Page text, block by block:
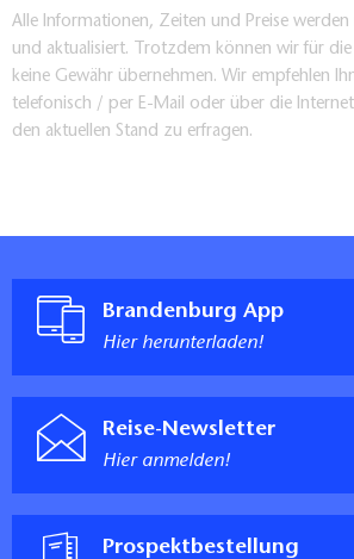
Alle Informationen, Zeiten und Preise
und aktualisiert. Trotzdem können wir für
keine Gewähr übernehmen. Wir empfehlen
telefonisch / per E-Mail oder über die
den aktuellen Stand zu erfragen.
Brandenburg App
Hier herunterladen!
Reise-Newsletter
Hier anmelden!
Prospektbestellung